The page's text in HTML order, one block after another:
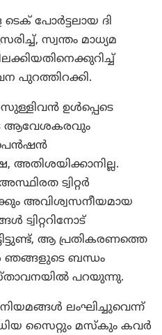
പോർട്ടലായ ദി
സ്വന്തം മാധ്യമ
പുറത്തിറക്കി.
ഉൾപ്പെടെ
ആവേശകരവും
അസ്ഥിരത ട്വിറ്റർ
അവിശ്വസനീയമായ
ആ പ്രതികരണത്തെ
ഞങ്ങളുടെ ബന്ധം
പറയുന്നു.
ലംഘിച്ചുവെന്ന്
സൈറ്റും മസ്‌കും കവർ